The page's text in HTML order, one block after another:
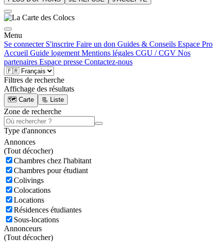
Menu
Se connecter S'inscrire Faire un don Guides & Conseils Espace Pro
Accueil Guide logement Mentions légales CGU / CGV Nos
partenaires Espace presse Contactez-nous
Filtres de recherche
Affichage des résultats
🗺️ Carte 📃 Liste
Zone de recherche
Type d'annonces
Annonces
(Tout décocher)
Chambres chez l'habitant
Chambres pour étudiant
Colivings
Colocations
Locations
Résidences étudiantes
Sous-locations
Annonceurs
(Tout décocher)